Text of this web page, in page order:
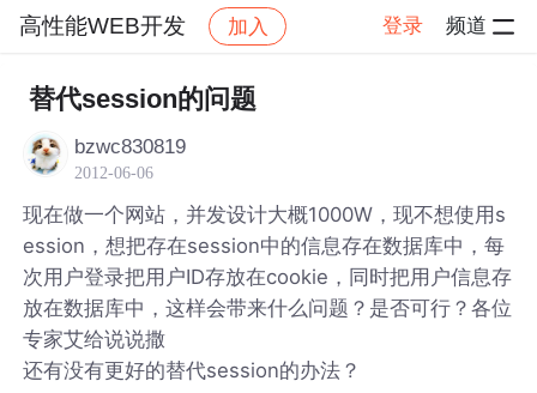
高性能WEB开发 加入 登录 频道
社区 高性能WEB开发
替代session的问题
bzwc830819
2012-06-06
现在做一个网站，并发设计大概1000W，现不想使用s
ession，想把存在session中的信息存在数据库中，每
次用户登录把用户ID存放在cookie，同时把用户信息存
放在数据库中，这样会带来什么问题？是否可行？各位
专家艾给说说撒
还有没有更好的替代session的办法？